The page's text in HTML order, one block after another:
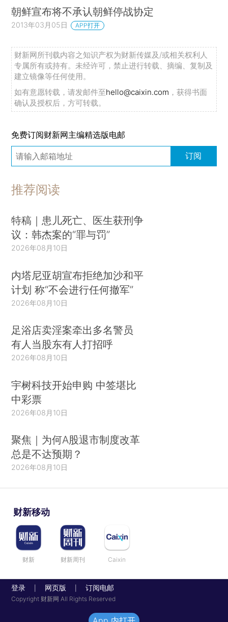
朝鲜宣布将不承认朝鲜停战协定
2013年03月05日 APP打开
财新网所刊载内容之知识产权为财新传媒及/或相关权利人
专属所有或持有。未经许可，禁止进行转载、摘编、复制及
建立镜像等任何使用。
如有意愿转载，请发邮件至hello@caixin.com ，获得书面
确认及授权后，方可转载。
免费订阅财新网主编精选版电邮
订阅
推荐阅读
特稿｜患儿死亡、医生获刑争
议：韩杰案的“罪与罚”
2026年08月10日
内塔尼亚胡宣布拒绝加沙和平
计划 称“不会进行任何撤军”
2026年08月10日
足浴店卖淫案牵出多名警员
有人当股东有人打招呼
2026年08月10日
宇树科技开始申购 中签堪比
中彩票
2026年08月10日
聚焦｜为何A股退市制度改革
总是不达预期？
2026年08月10日
财新移动
财新 财新周刊 Caixin
登录 网页版 订阅电邮
Copyright 财新网 All Rights Reserved